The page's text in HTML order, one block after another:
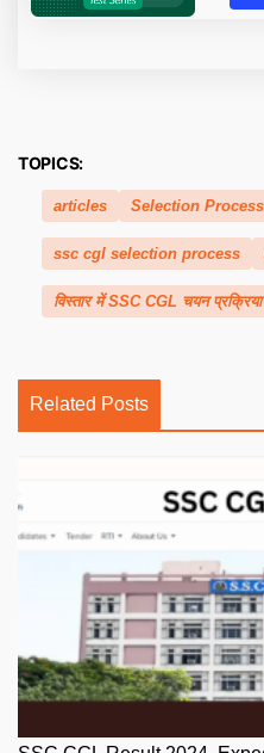
TOPICS:
articles Selection Process
ssc cgl selection process
विस्तार में SSC CGL चयन प्रक्रिया
Related Posts